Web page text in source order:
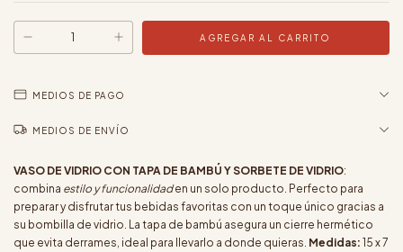
MEDIOS DE PAGO
MEDIOS DE ENVÍO
VASO DE VIDRIO CON TAPA DE BAMBÚ Y SORBETE DE VIDRIO:
combina estilo y funcionalidaden un solo producto. Perfecto para
preparar y disfrutar tus bebidas favoritas con un toque único gracias a
su bombilla de vidrio. La tapa de bambú asegura un cierre hermético
que evita derrames, ideal para llevarlo a donde quieras. Medidas: 15 x 7